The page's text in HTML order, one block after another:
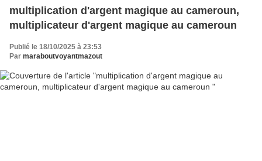
multiplication d'argent magique au cameroun,
multiplicateur d'argent magique au cameroun
Publié le 18/10/2025 à 23:53
Par maraboutvoyantmazout